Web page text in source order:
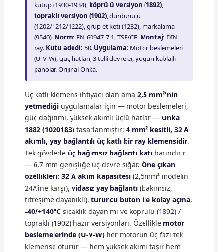
kutup (1930-1934), köprülü versiyon (1892),
topraklı versiyon (1902), durdurucu
(1202/1212/1222), grup etiketi (1232), markalama
(9540). Norm: EN-60947-7-1, TSE/CE. Montaj: DIN
ray. Kutu adedi: 50. Uygulama: Motor beslemeleri
(U-V-W), güç hatları, 3 telli devreler, yoğun kablajlı
panolar. Orijinal Onka.
Üç katlı klemens ihtiyacı olan ama 2,5 mm²'nin
yetmediği uygulamalar için — motor beslemeleri,
güç dağıtımı, yüksek akımlı üçlü hatlar — Onka
1882 (1020183) tasarlanmıştır: 4 mm² kesitli, 32 A
akımlı, yay bağlantılı üç katlı bir ray klemensidir.
Tek gövdede üç bağımsız bağlantı katı barındırır
— 6,7 mm genişliğe üç devre sığar. Öne çıkan
özellikleri: 32 A akım kapasitesi (2,5mm² modelin
24A'ine karşı), vidasız yay bağlantı (bakımsız,
titreşime dayanıklı), turuncu buton ile kolay açma,
-40/+140°C sıcaklık dayanımı ve köprülü (1892) /
topraklı (1902) hazır versiyonları. Özellikle motor
beslemelerinde (U-V-W) her motorun üç fazı tek
klemense oturur — hem yüksek akımı taşır hem